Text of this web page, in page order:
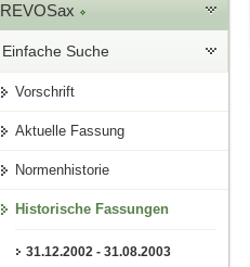
REVOSax
Einfache Suche
Vorschrift
Aktuelle Fassung
Normenhistorie
Historische Fassungen
31.12.2002 - 31.08.2003